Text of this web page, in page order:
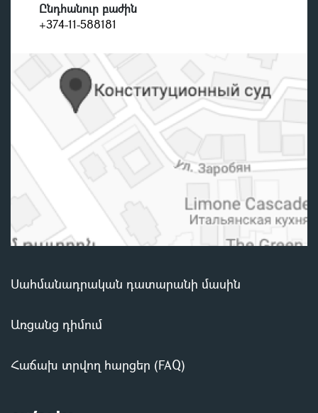
Ընդհանուր բաժին
+374-11-588181
Սահմանադրական դատարանի մասին
Առցանց դիմում
Հաճախ տրվող հարցեր (FAQ)